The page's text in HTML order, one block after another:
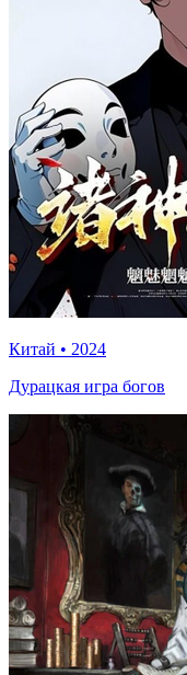
Китай • 2024
Дурацкая игра богов